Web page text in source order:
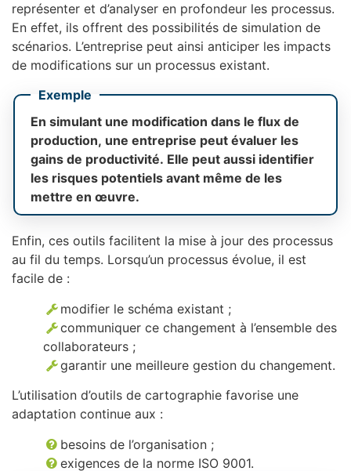
représenter et d’analyser en profondeur les processus.
En effet, ils offrent des possibilités de simulation de
scénarios. L’entreprise peut ainsi anticiper les impacts
de modifications sur un processus existant.
Exemple
En simulant une modification dans le flux de
production, une entreprise peut évaluer les
gains de productivité. Elle peut aussi identifier
les risques potentiels avant même de les
mettre en œuvre.
Enfin, ces outils facilitent la mise à jour des processus
au fil du temps. Lorsqu’un processus évolue, il est
facile de :
modifier le schéma existant ;
communiquer ce changement à l’ensemble des
collaborateurs ;
garantir une meilleure gestion du changement.
L’utilisation d’outils de cartographie favorise une
adaptation continue aux :
besoins de l’organisation ;
exigences de la norme ISO 9001.